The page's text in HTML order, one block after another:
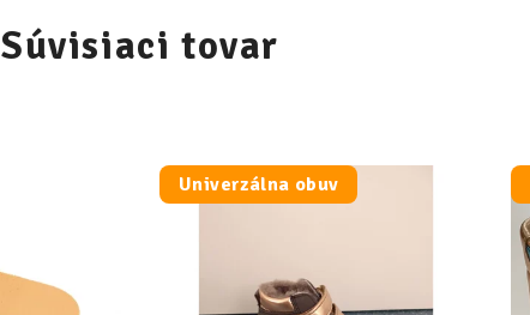
Súvisiaci tovar
Univerzálna obuv